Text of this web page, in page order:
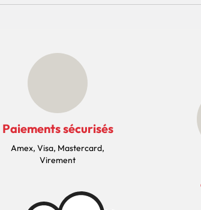
Paiements sécurisés
Amex, Visa, Mastercard,
Virement